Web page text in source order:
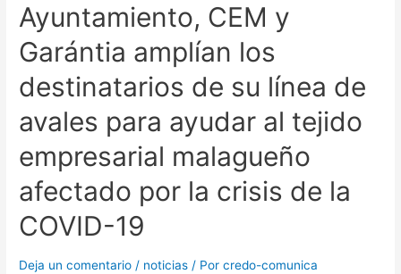
Ayuntamiento, CEM y
Garántia amplían los
destinatarios de su línea de
avales para ayudar al tejido
empresarial malagueño
afectado por la crisis de la
COVID-19
Deja un comentario / noticias / Porcredo-comunica